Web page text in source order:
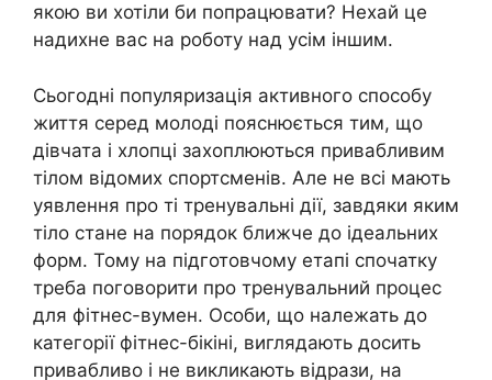
якою ви хотіли би попрацювати? Нехай це
надихне вас на роботу над усім іншим.
Сьогодні популяризація активного способу
життя серед молоді пояснюється тим, що
дівчата і хлопці захоплюються привабливим
тілом відомих спортсменів. Але не всі мають
уявлення про ті тренувальні дії, завдяки яким
тіло стане на порядок ближче до ідеальних
форм. Тому на підготовчому етапі спочатку
треба поговорити про тренувальний процес
для фітнес-вумен. Особи, що належать до
категорії фітнес-бікіні, виглядають досить
привабливо і не викликають відрази, на